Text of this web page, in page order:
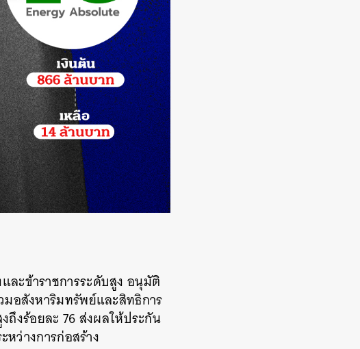
ละข้าราชการระดับสูง อนุมัติ
อสังหาริมทรัพย์และสิทธิการ
ถึงร้อยละ 76 ส่งผลให้ประกัน
หว่างการก่อสร้าง